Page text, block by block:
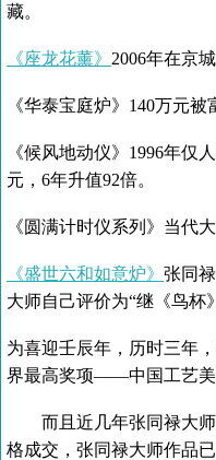
藏。
《座龙花薰》 2006年在京
《华泰宝庭炉》140万元被
《候风地动仪》1996年仅
元，6年升值92倍。
《圆满计时仪系列》当代
《盛世六和如意炉》 张同
大师自己评价为“继《鸟杯
为喜迎壬辰年，历时三年
界最高奖项——中国工艺美
而且近几年张同禄大师
格成交，张同禄大师作品